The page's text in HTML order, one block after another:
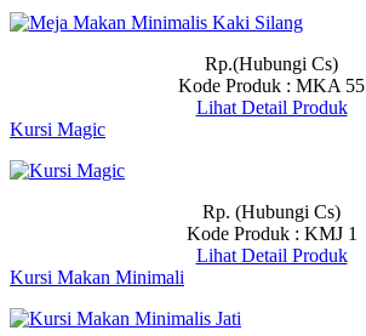
Rp.(Hubungi Cs)
Kode Produk : MKA 55
Lihat Detail Produk
Kursi Magic
Rp. (Hubungi Cs)
Kode Produk : KMJ 1
Lihat Detail Produk
Kursi Makan Minimali